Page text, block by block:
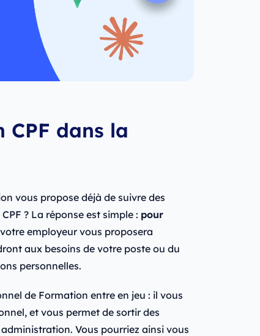
CPF dans la
vous propose déjà de suivre des
? La réponse est simple : pour
employeur vous proposera
aux besoins de votre poste ou du
personnelles.
de Formation entre en jeu : il vous
et vous permet de sortir des
Vous pourriez ainsi vous